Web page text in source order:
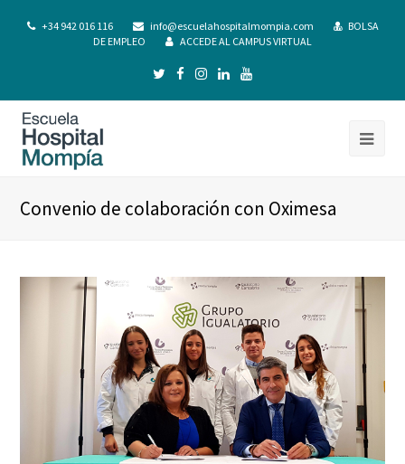
+34 942 016 116 info@escuelahospitalmompia.com
BOLSA
DE EMPLEO
ACCEDE AL CAMPUS VIRTUAL
Convenio de colaboración con Oximesa